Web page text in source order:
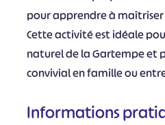
pour apprendre à
Cette activité est idéale
naturel de la Gartempe et
convivial en famille ou
Informations